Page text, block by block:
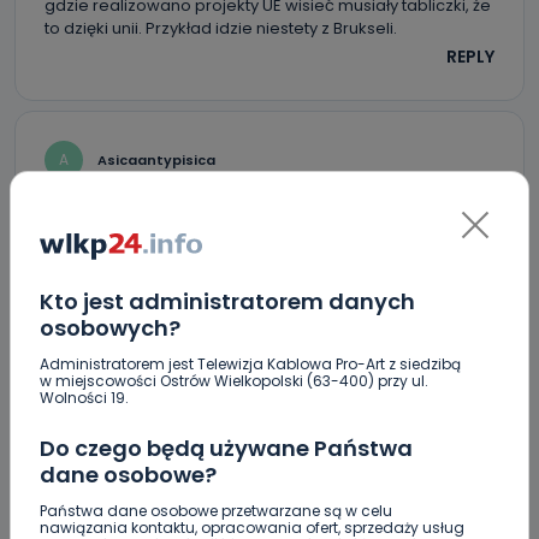
Kto jest administratorem danych
osobowych?
Administratorem jest Telewizja Kablowa Pro-Art z siedzibą
w miejscowości Ostrów Wielkopolski (63-400) przy ul.
Wolności 19.
Do czego będą używane Państwa
dane osobowe?
Państwa dane osobowe przetwarzane są w celu
nawiązania kontaktu, opracowania ofert, sprzedaży usług
gdzie realizowano projekty UE wisieć musiały tabliczki, że
to dzięki unii. Przykład idzie niestety z Brukseli.
REPLY
A Asicaantypisica
REPLY
O Ostrowianin
BIBLIOTEKA!!! DURNIU!!!
PS Pracownik starostwa